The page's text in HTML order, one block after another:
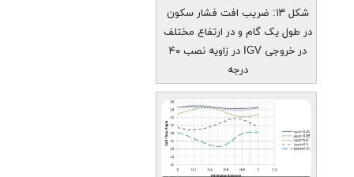
شکل ۱۳: ضریب افت فشار سکون
در طول یک گام و در ارتفاع مختلف
در خروجی IGV در زاویه نصب ۴۰
درجه